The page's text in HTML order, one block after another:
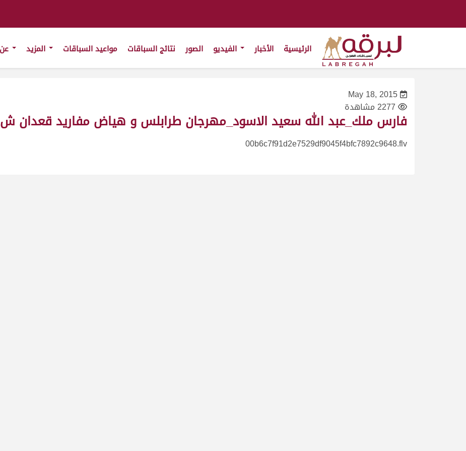
الرئيسية الأخبار الصور نتائج السباقات مواعيد السباقات
May 18, 2015
2277 مشاهدة
فارس ملك_عبد الله سعيد الاسود_مهرجان طرابلس و هياض مفاريد قعدان ش16 ت(7/5/2011)
00b6c7f91d2e7529df9045f4bfc7892c9648.flv